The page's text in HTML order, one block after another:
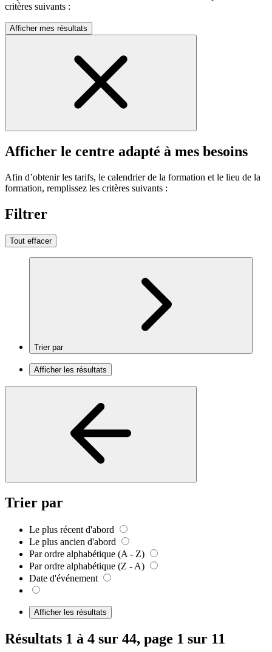
critères suivants :
Afficher mes résultats
Afficher le centre adapté à mes besoins
Afin d’obtenir les tarifs, le calendrier de la formation et le lieu de la
formation, remplissez les critères suivants :
Filtrer
Tout effacer
Trier par
Afficher les résultats
Trier par
Le plus récent d'abord
Le plus ancien d'abord
Par ordre alphabétique (A - Z)
Par ordre alphabétique (Z - A)
Date d'événement
Afficher les résultats
Résultats 1 à 4 sur 44, page 1 sur 11